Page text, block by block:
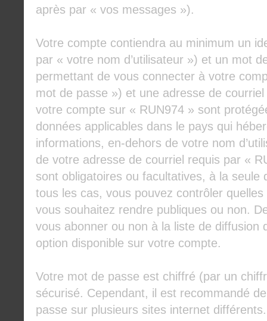
après par « vos messages »).
Votre compte contiendra au minimum un
par « votre nom d’utilisateur ») et un mot
permettant de vous connecter à votre
mot de passe ») et une adresse de
votre compte sur « RUN974 » sont
données applicables dans le pays qui
informations, en-dehors de votre nom
de votre adresse de courriel requis par «
sont obligatoires ou facultatives, à la seule
tous les cas, vous pouvez contrôler
vous souhaitez rendre publiques ou non.
vous abonner ou non à la liste de diffusion
option disponible sur votre compte.
Votre mot de passe est chiffré (par un
sécurisé. Cependant, il est recommandé
passe sur plusieurs sites internet